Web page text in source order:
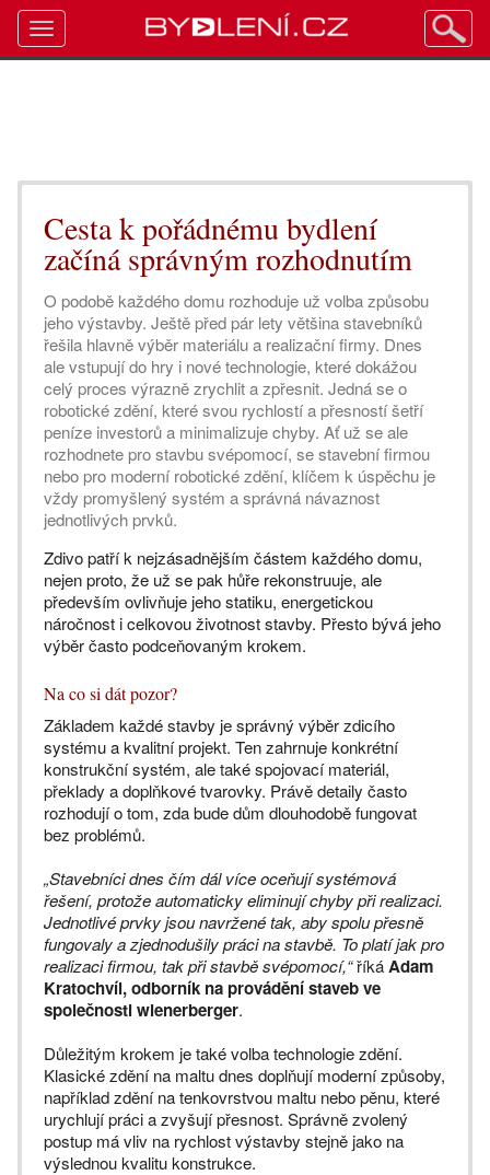
Cesta k pořádnému bydlení
začíná správným rozhodnutím
O podobě každého domu rozhoduje už volba způsobu
jeho výstavby. Ještě před pár lety většina stavebníků
řešila hlavně výběr materiálu a realizační firmy. Dnes
ale vstupují do hry i nové technologie, které dokážou
celý proces výrazně zrychlit a zpřesnit. Jedná se o
robotické zdění, které svou rychlostí a přesností šetří
peníze investorů a minimalizuje chyby. Ať už se ale
rozhodnete pro stavbu svépomocí, se stavební firmou
nebo pro moderní robotické zdění, klíčem k úspěchu je
vždy promyšlený systém a správná návaznost
jednotlivých prvků.
Zdivo patří k nejzásadnějším částem každého domu,
nejen proto, že už se pak hůře rekonstruuje, ale
především ovlivňuje jeho statiku, energetickou
náročnost i celkovou životnost stavby. Přesto bývá jeho
výběr často podceňovaným krokem.
Na co si dát pozor?
Základem každé stavby je správný výběr zdicího
systému a kvalitní projekt. Ten zahrnuje konkrétní
konstrukční systém, ale také spojovací materiál,
překlady a doplňkové tvarovky. Právě detaily často
rozhodují o tom, zda bude dům dlouhodobě fungovat
bez problémů.
„Stavebníci dnes čím dál více oceňují systémová
řešení, protože automaticky eliminují chyby při realizaci.
Jednotlivé prvky jsou navržené tak, aby spolu přesně
fungovaly a zjednodušily práci na stavbě. To platí jak pro
realizaci firmou, tak při stavbě svépomocí,“říkáAdam
Kratochvíl, odborník na provádění staveb ve
společnosti wienerberger.
Důležitým krokem je také volba technologie zdění.
Klasické zdění na maltu dnes doplňují moderní způsoby,
například zdění na tenkovrstvou maltu nebo pěnu, které
urychlují práci a zvyšují přesnost. Správně zvolený
postup má vliv na rychlost výstavby stejně jako na
výslednou kvalitu konstrukce.
Toggle
navigation